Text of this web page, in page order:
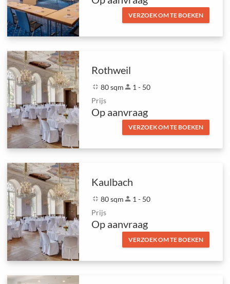
VERZOEK OM TE BOEKEN
Rothweil
fullscreen_exit 80 sqmperson 1 - 50
Prijs
Op aanvraag
VERZOEK OM TE BOEKEN
Kaulbach
fullscreen_exit 80 sqmperson 1 - 50
Prijs
Op aanvraag
VERZOEK OM TE BOEKEN